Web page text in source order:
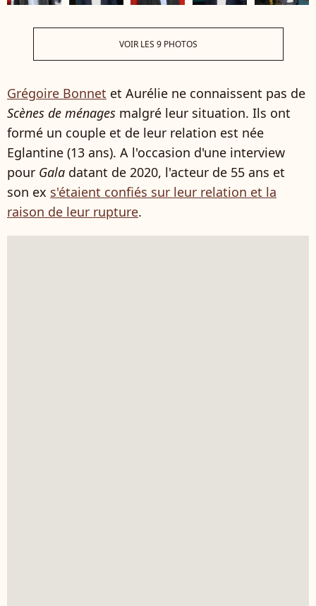
VOIR LES 9 PHOTOS
Grégoire Bonnet et Aurélie ne connaissent pas de
Scènes de ménages malgré leur situation. Ils ont
formé un couple et de leur relation est née
Eglantine (13 ans). A l'occasion d'une interview
pour Gala datant de 2020, l'acteur de 55 ans et
son ex s'étaient confiés sur leur relation et la
raison de leur rupture.